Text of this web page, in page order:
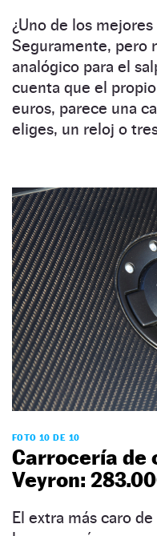
¿Uno de los
Seguramente, pero
analógico para el
cuenta que el
euros, parece una
eliges, un reloj o
FOTO 10 DE 10
Carrocería de
Veyron:
El extra más caro